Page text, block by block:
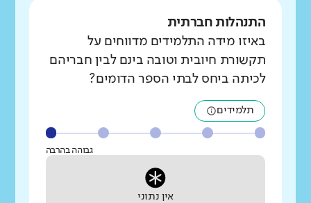
התנהלות חברתית
באיזו מידה התלמידים מדווחים על
תקשורת חיובית וטובה בינם לבין חבריהם
לכיתה ביחס לבתי הספר הדומים?
תלמידים
גבוהה בהרבה
אין נתוני